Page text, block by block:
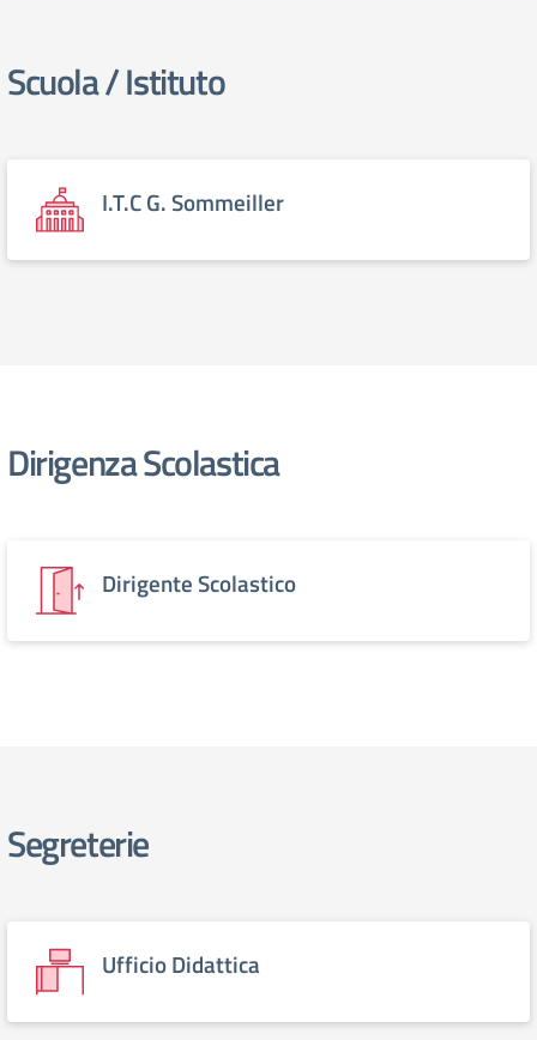
elenco degli organi
Scuola / Istituto
I.T.C G. Sommeiller
Dirigenza Scolastica
Dirigente Scolastico
Segreterie
Ufficio Didattica